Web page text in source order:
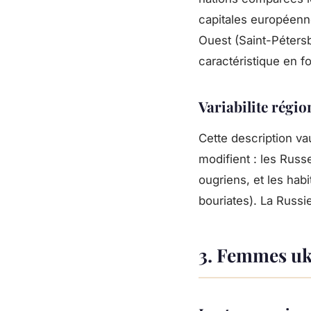
capitales
Ouest (Saint-
caractéristique en
Variabilite
Cette description
modifient : les
ougriens, et les
bouriates). La
3. Femmes